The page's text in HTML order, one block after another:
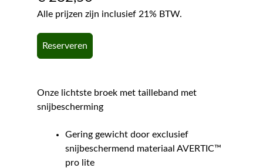
Alle prijzen zijn inclusief 21% BTW.
Reserveren
Onze lichtste broek met tailleband met
snijbescherming
Gering gewicht door exclusief
snijbeschermend materiaal AVERTIC™
pro lite